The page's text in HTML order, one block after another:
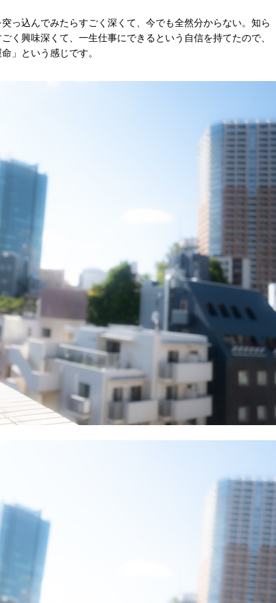
っ込んでみたらすごく深くて、今でも全然分からない。知ら
く興味深くて、一生仕事にできるという自信を持てたので、
」という感じです。